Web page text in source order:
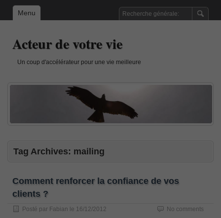
Menu
Acteur de votre vie
Un coup d'accélérateur pour une vie meilleure
Tag Archives: mailing
Comment renforcer la confiance de vos
clients ?
Posté par Fabian le 16/12/2012 No comments